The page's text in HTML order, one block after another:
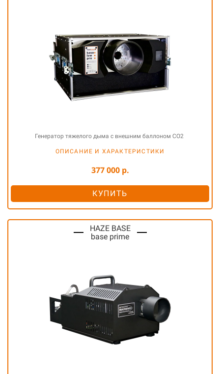
Генератор тяжелого дыма с внешним баллоном CO2
ОПИСАНИЕ И ХАРАКТЕРИСТИКИ
377 000 р.
КУПИТЬ
HAZE BASE
base prime